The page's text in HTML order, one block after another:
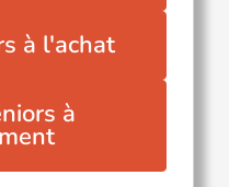
à l'achat
à